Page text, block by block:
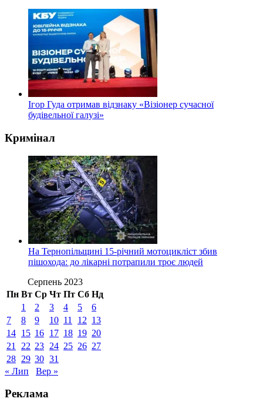
Ігор Гуда отримав відзнаку «Візіонер сучасної
будівельної галузі»
Кримінал
На Тернопільщині 15-річний мотоцикліст збив
пішохода: до лікарні потрапили троє людей
Серпень 2023
Пн Вт Ср Чт Пт Сб Нд
1
2 3 4 5
6
7
8 9 10 11 12 13
14 15 16 17 18 19 20
21
22 23 24 25 26 27
28 29 30 31
« Лип
Вер »
Реклама